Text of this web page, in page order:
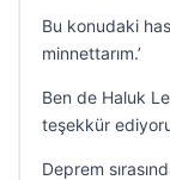
Bu konudaki
minnettarım.’
Ben de Haluk
teşekkür
Deprem